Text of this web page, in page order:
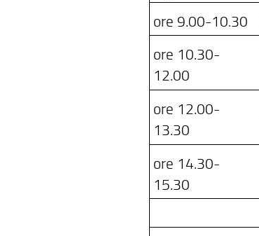
ore 9.00-10.30
ore 10.30-
12.00
ore 12.00-
13.30
ore 14.30-
15.30